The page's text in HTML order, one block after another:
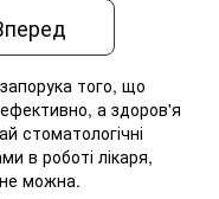
того, що
а здоров'я
стоматологічні
в роботі лікаря,
можна.